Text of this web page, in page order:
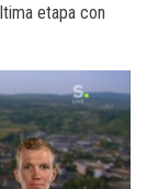
etapa con